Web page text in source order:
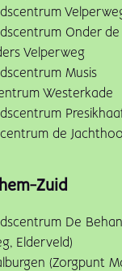
Onder de
Velperweg
Musis
Westerkade
de
Zuid
De
Elderveld)
(Zorgpunt